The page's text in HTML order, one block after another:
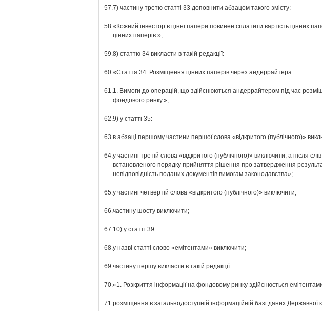
57.7) частину третю статті 33 доповнити абзацом такого змісту:
58.«Кожний інвестор в цінні папери повинен сплатити вартість цінних
цінних паперів.»;
59.8) статтю 34 викласти в такій редакції:
60.«Стаття 34. Розміщення цінних паперів через андеррайтера
61.1. Вимоги до операцій, що здійснюються андеррайтером під час
фондового ринку.»;
62.9) у статті 35:
63.в абзаці першому частини першої слова «відкритого (публічного)»
64.у частині третій слова «відкритого (публічного)» виключити, а після
встановленого порядку прийняття рішення про затвердження
невідповідність поданих документів вимогам законодавства»;
65.у частині четвертій слова «відкритого (публічного)» виключити;
66.частину шосту виключити;
67.10) у статті 39:
68.у назві статті слово «емітентами» виключити;
69.частину першу викласти в такій редакції:
70.«1. Розкриття інформації на фондовому ринку здійснюється
71.розміщення в загальнодоступній інформаційній базі даних Державної